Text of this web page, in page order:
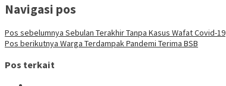
Navigasi pos
Pos sebelumnya Sebulan Terakhir Tanpa Kasus Wafat Covid-19
Pos berikutnya Warga Terdampak Pandemi Terima BSB
Pos terkait